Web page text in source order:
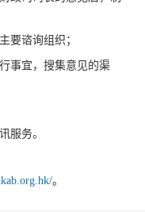
要谘询组织；
事宜，搜集意见的渠
服务。
。